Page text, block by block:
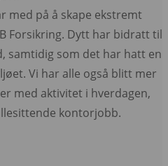
med på å skape ekstremt
Forsikring. Dytt har bidratt til
samtidig som det har hatt en
Vi har alle også blitt mer
med aktivitet i hverdagen,
kontorjobb.